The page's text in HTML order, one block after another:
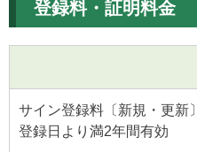
登録料・証明料金
サイン登録料〔新規・更新〕
登録日より満2年間有効